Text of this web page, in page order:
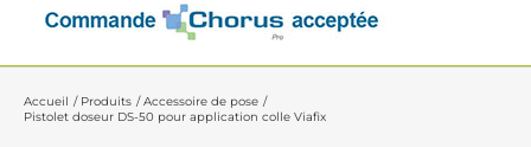
Accueil Produits
Accessoire de pose
Pistolet doseur DS-50 pour application colle Viafix